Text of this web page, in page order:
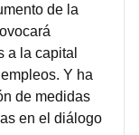
de la
a la capital
Y ha
de medidas
en el diálogo